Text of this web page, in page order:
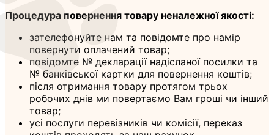
Процедура повернення товару неналежної якості:
зателефонуйте нам та повідомте про намір
повернути оплачений товар;
повідомте № декларації надісланої посилки та
№ банківської картки для повернення коштів;
після отримання товару протягом трьох
робочих днів ми повертаємо Вам гроші чи інший
товар;
усі послуги перевізників чи комісії, переказ